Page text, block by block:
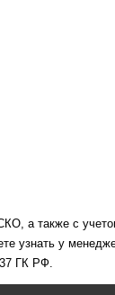
а также с
узнать у
ГК РФ.